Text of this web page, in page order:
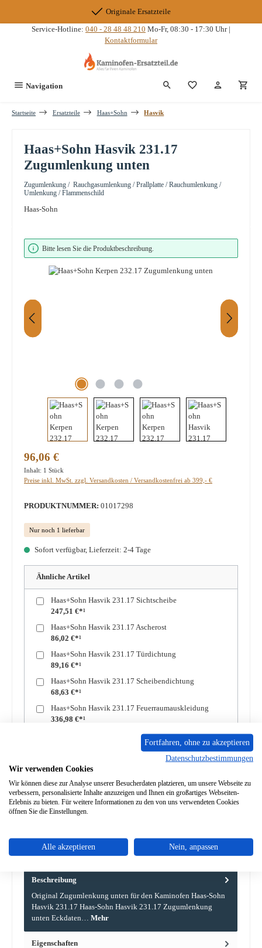
Originale Ersatzteile
Service-Hotline: 040 - 28 48 48 210 Mo-Fr, 08:30 - 17:30 Uhr |
Kontaktformular
Navigation Du hast 0
Startseite Ersatzteile Haas+Sohn Hasvik
Haas+Sohn Hasvik 231.17
Zugumlenkung unten
Zugumlenkung / Rauchgasumlenkung / Prallplatte / Rauchumlenkung /
Umlenkung / Flammenschild
Haas-Sohn
Bildergalerie überspringen
Bitte lesen Sie die Produktbeschreibung.
Regulärer Preis:
96,06 €
Inhalt: 1 Stück
Preise inkl. MwSt. zzgl. Versandkosten / Versandkostenfrei ab 399,- €
PRODUKTNUMMER: 01017298
Nur noch 1 lieferbar
Sofort verfügbar, Lieferzeit: 2-4 Tage
Ähnliche Artikel
Haas+Sohn Hasvik 231.17 Sichtscheibe
247,51 €*¹
Haas+Sohn Hasvik 231.17 Ascherost
86,02 €*¹
Haas+Sohn Hasvik 231.17 Türdichtung
89,16 €*¹
Haas+Sohn Hasvik 231.17 Scheibendichtung
68,63 €*¹
Haas+Sohn Hasvik 231.17 Feuerraumauskleidung
336,98 €*¹
Produkt Anzahl: Gib den gewünschten Wert ein oder benutze die Schaltflächen um die
In den Warenkorb
Zum Merkzettel hinzufügen
Beschreibung
Original Zugumlenkung unten für den Kaminofen Haas-Sohn
Hasvik 231.17 Haas-Sohn Hasvik 231.17 Zugumlenkung
unten Eckdaten… Mehr
Eigenschaften
Fortfahren, ohne zu akzeptieren
Datenschutzbestimmungen
Wir verwenden Cookies
Wir können diese zur Analyse unserer Besucherdaten platzieren, um unsere Webseite zu
verbessern, personalisierte Inhalte anzuzeigen und Ihnen ein großartiges Webseiten-
Erlebnis zu bieten. Für weitere Informationen zu den von uns verwendeten Cookies
öffnen Sie die Einstellungen.
Alle akzeptieren Nein, anpassen